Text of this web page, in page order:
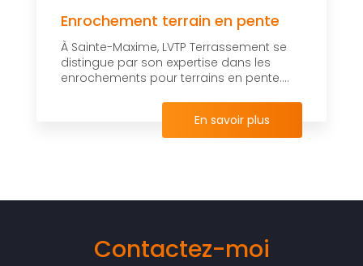
Enrochement terrain en pente
À Sainte-Maxime, LVTP Terrassement se
distingue par son expertise dans les
enrochements pour terrains en pente....
En savoir plus
Contactez-moi